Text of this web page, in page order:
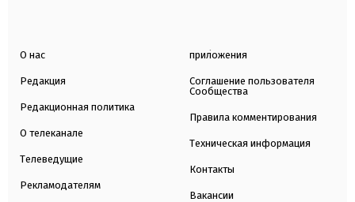
О нас
Редакция
Редакционная политика
О телеканале
Телеведущие
Рекламодателям
приложения
Соглашение пользователя
Сообщества
Правила комментирования
Техническая информация
Контакты
Вакансии